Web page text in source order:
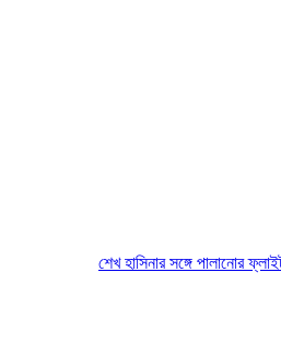
শেখ হাসিনার সঙ্গে পালানোর ফ্লাইট কীভাবে